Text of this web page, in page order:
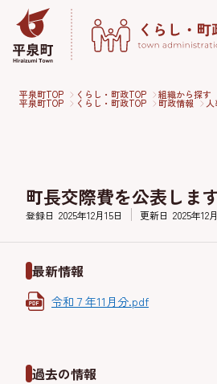
平泉町TOP くらし・町政TOP 組織から探す
平泉町TOP くらし・町政TOP 町政情報 人
町長交際費を公表しま
登録日 2025年12月15日 更新日 2025年12
最新情報
令和７年11月分.pdf
過去の情報